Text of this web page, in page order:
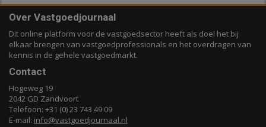
Over Vastgoedjournaal
Dit online platform voor de vastgoedsector heeft als doel het bij
elkaar brengen van vastgoedprofessionals en het overdragen van
kennis in de gehele vastgoedmarkt.
Contact
Hogeweg 19
2042 GD Zandvoort
Telefoon: +31 (0) 23 743 49 09
E-mail: info@vastgoedjournaal.nl